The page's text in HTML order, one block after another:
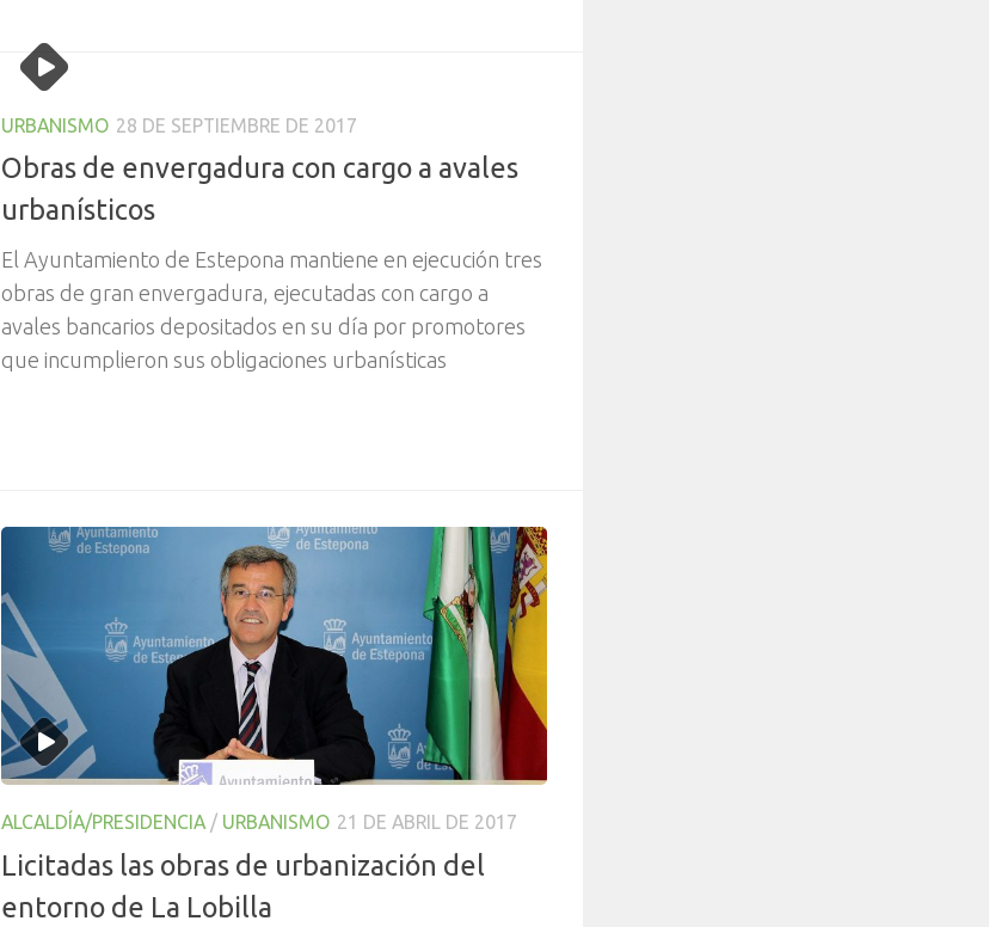
URBANISMO 28 DE SEPTIEMBRE DE 2017
Obras de envergadura con cargo a avales
urbanísticos
El Ayuntamiento de Estepona mantiene en ejecución tres
obras de gran envergadura, ejecutadas con cargo a
avales bancarios depositados en su día por promotores
que incumplieron sus obligaciones urbanísticas
ALCALDÍA/PRESIDENCIA / URBANISMO 21 DE ABRIL DE 2017
Licitadas las obras de urbanización del
entorno de La Lobilla